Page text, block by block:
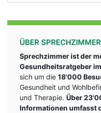
ÜBER
Sprechzimmer ist der
Gesundheitsratgeber
sich um die 18'000
Gesundheit und
und Therapie. Über
Informationen umfasst